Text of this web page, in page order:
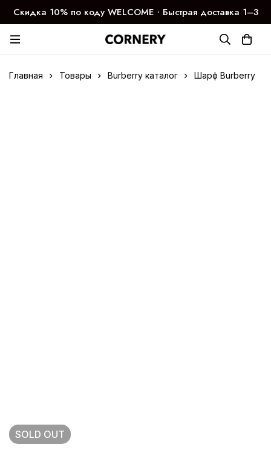
Скидка 10% по коду WELCOME ∙ Быстрая доставка 1–3
дня
Главная Товары Burberry каталог Шарф Burberry
SOLD OUT